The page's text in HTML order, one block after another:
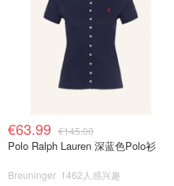
€63.99 €145.00
Polo Ralph Lauren 深蓝色Polo衫
Breuninger 1462人感兴趣